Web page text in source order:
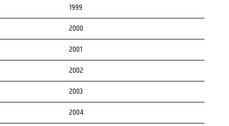
1999
2000
2001
2002
2003
2004